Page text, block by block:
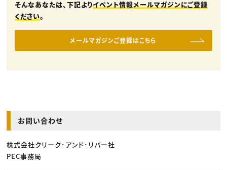
そんなあなたは、下記よりイベント情報メールマガジンにご登録
ください。
メールマガジンご登録はこちら
お問い合わせ
株式会社クリーク･アンド･リバー社
PEC事務局